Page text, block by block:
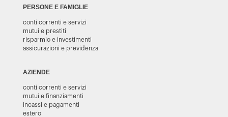
PERSONE E FAMIGLIE
conti correnti e servizi
mutui e prestiti
risparmio e investimenti
assicurazioni e previdenza
AZIENDE
conti correnti e servizi
mutui e finanziamenti
incassi e pagamenti
estero